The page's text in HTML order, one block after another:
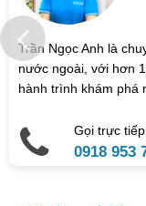
Trần Ngọc Anh là
nước ngoài, với hơn
hành trình khám phá
Gọi trực tiếp
0918 953